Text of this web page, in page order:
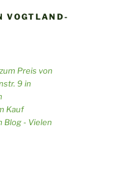
VOGTLAND-
Preis von
9 in
Kauf
Blog - Vielen